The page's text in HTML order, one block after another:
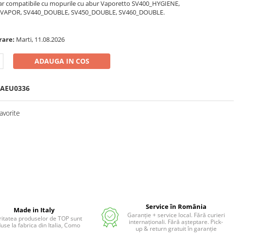
compatibile cu mopurile cu abur Vaporetto SV400_HYGIENE,
SV440_DOUBLE, SV450_DOUBLE, SV460_DOUBLE.
Marti, 11.08.2026
ADAUGA IN COS
Made in Italy
produselor de TOP sunt
la fabrica din Italia, Como
Service în România
Garanție + service local. Fără curieri
internaționali. Fără așteptare. Pick-
up & return gratuit în garanție